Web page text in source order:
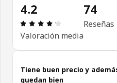
4.2
Reseña: 4.2 de
Valoración media
74
Reseñas
Omitir las opiniones de los clientes
Tiene buen precio y
quedan bien